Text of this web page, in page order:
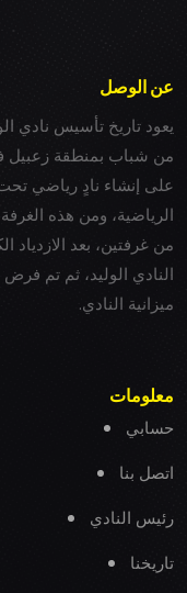
عن الوصل
من شباب بمنطقة زعبيل
على إنشاء نادٍ رياضي
الرياضية، ومن هذه
من غرفتين، بعد الازدياد
النادي الوليد، ثم تم
ميزانية النادي.
معلومات
حسابي
اتصل بنا
رئيس النادي
تاريخنا